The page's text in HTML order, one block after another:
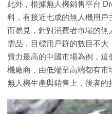
此外，根據無人機銷售平台
料，有接近七成的無人機用
而易見，針對消費者市場的
需品，目標用戶群的數目不
費力最高的中國市場為例，
機廠商，由低端至高端都有
無人機生產與銷售上，後者的